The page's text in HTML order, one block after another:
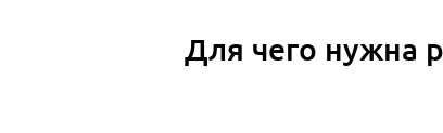
Для чего нужна